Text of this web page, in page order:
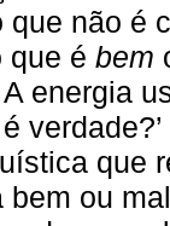
que não é
que é bem
energia
que
bem ou